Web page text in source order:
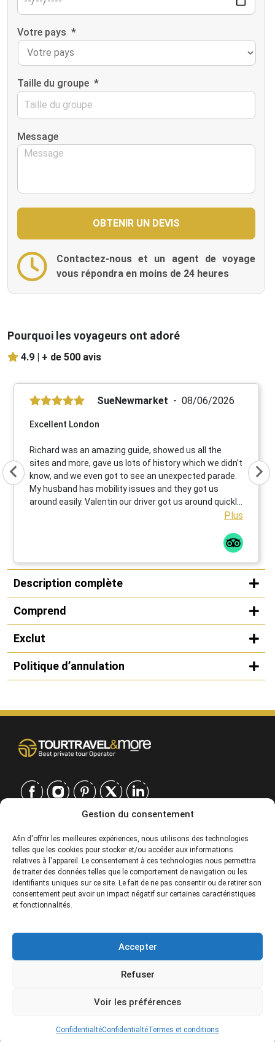
Gestion du consentement
Afin d'offrir les meilleures expériences, nous utilisons des technologies
telles que les cookies pour stocker et/ou accéder aux informations
relatives à l'appareil. Le consentement à ces technologies nous permettra
de traiter des données telles que le comportement de navigation ou les
identifiants uniques sur ce site. Le fait de ne pas consentir ou de retirer son
consentement peut avoir un impact négatif sur certaines caractéristiques
et fonctionnalités.
Accepter
Refuser
Voir les préférences
ConfidentialtéConfidentialtéTermes et conditions
Votre pays *
Taille du groupe *
Message
Contactez-nous et un agent de voyage
vous répondra en moins de 24 heures
Pourquoi les voyageurs ont adoré
4.9 | + de 500 avis
SueNewmarket 08/06/2026
Excellent London
Richard was an amazing guide, showed us all the
sites and more, gave us lots of history which we didn't
know, and we even got to see an unexpected parade.
My husband has mobility issues and they got us
around easily. Valentin our driver got us around quickly
and safely. I highly recommend your tour company to
Plus
Description complète
Comprend
Exclut
Politique d’annulation
SERVICES
SOCIÉTÉ
EUROPE
USA |
EUROPE
USA